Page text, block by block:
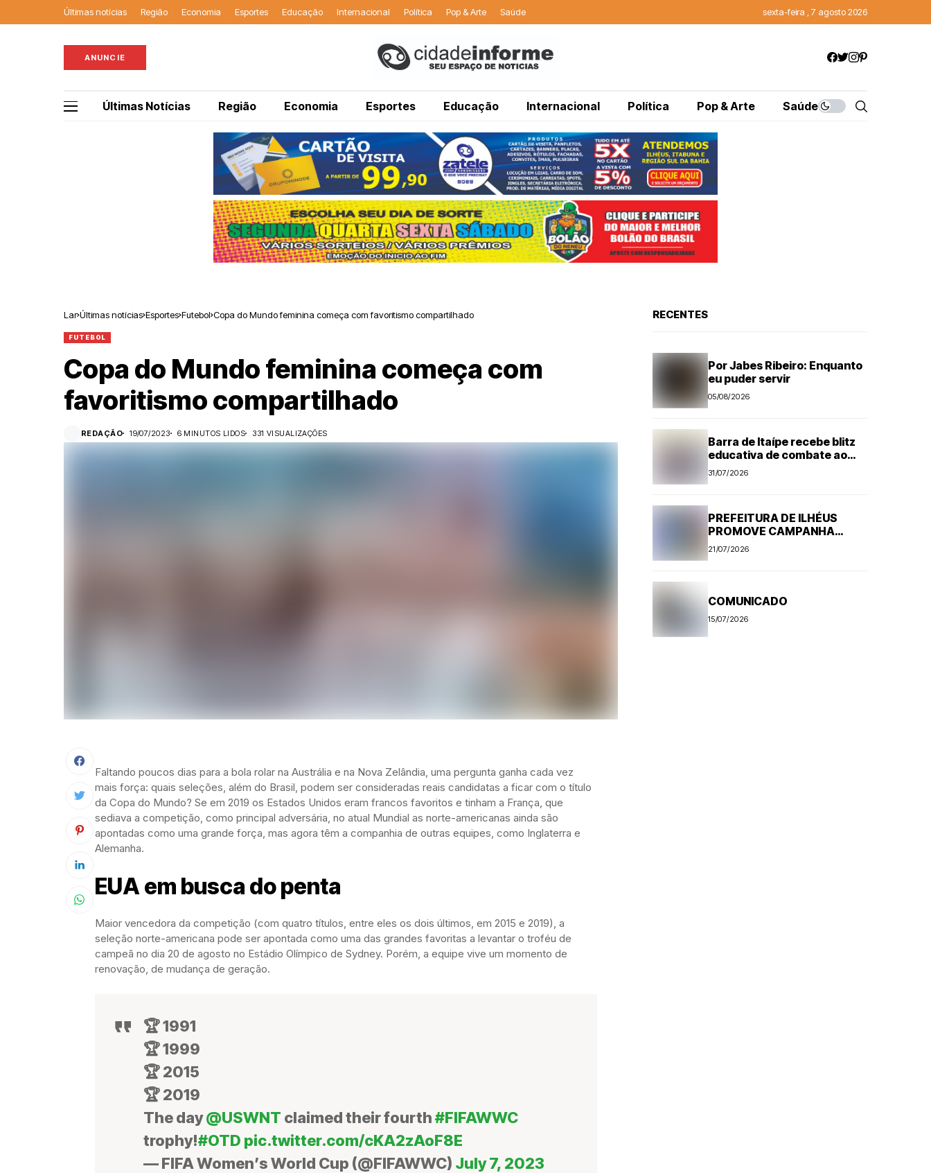
Últimas notícias Região Economia Esportes Educação Internacional Política Pop & Arte Saúde sexta-feira , 7 agosto 2026
ANUNCIE
Últimas Notícias Região Economia Esportes Educação Internacional Política Pop & Arte Saúde
Lar Últimas notícias Esportes Futebol Copa do Mundo feminina começa com favoritismo compartilhado
FUTEBOL
Copa do Mundo feminina começa com
favoritismo compartilhado
REDAÇÃO 19/07/2023 6 MINUTOS LIDOS 331 VISUALIZAÇÕES
Faltando poucos dias para a bola rolar na Austrália e na Nova Zelândia, uma pergunta ganha cada vez
mais força: quais seleções, além do Brasil, podem ser consideradas reais candidatas a ficar com o título
da Copa do Mundo? Se em 2019 os Estados Unidos eram francos favoritos e tinham a França, que
sediava a competição, como principal adversária, no atual Mundial as norte-americanas ainda são
apontadas como uma grande força, mas agora têm a companhia de outras equipes, como Inglaterra e
Alemanha.
EUA em busca do penta
Maior vencedora da competição (com quatro títulos, entre eles os dois últimos, em 2015 e 2019), a
seleção norte-americana pode ser apontada como uma das grandes favoritas a levantar o troféu de
campeã no dia 20 de agosto no Estádio Olímpico de Sydney. Porém, a equipe vive um momento de
renovação, de mudança de geração.
🏆 1991
🏆 1999
🏆 2015
🏆 2019
The day@USWNT claimed their fourth#FIFAWWC
trophy!#OTD pic.twitter.com/cKA2zAoF8E
— FIFA Women’s World Cup (@FIFAWWC) July 7, 2023
RECENTES
Por Jabes Ribeiro: Enquanto
eu puder servir
05/08/2026
Barra de Itaípe recebe blitz
educativa de combate ao
Aedes aegypti
31/07/2026
PREFEITURA DE ILHÉUS
PROMOVE CAMPANHA
ANTI-RÁBICA. VEJA
21/07/2026
COMUNICADO
15/07/2026